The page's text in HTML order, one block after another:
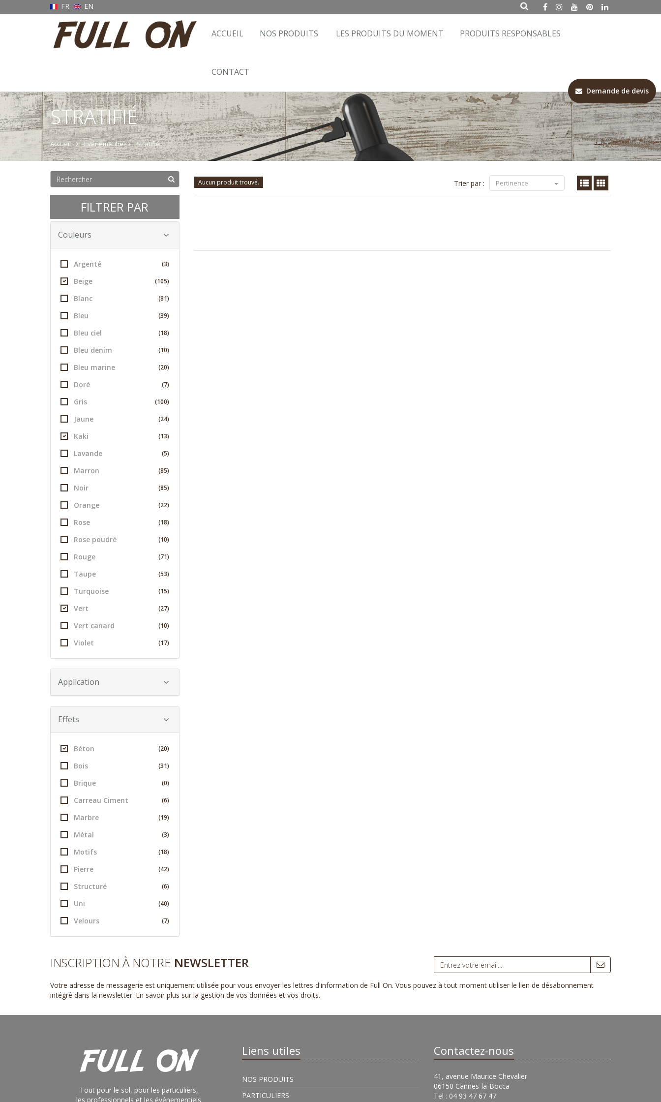
FR EN
ACCUEIL NOS PRODUITS LES PRODUITS DU MOMENT PRODUITS RESPONSABLES
CONTACT
STRATIFIÉ
Accueil Événementiel Stratifié
FILTRER PAR
Couleurs
Argenté (3)
Beige (105)
Blanc (81)
Bleu (39)
Bleu ciel (18)
Bleu denim (10)
Bleu marine (20)
Doré (7)
Gris (100)
Jaune (24)
Kaki (13)
Lavande (5)
Marron (85)
Noir (85)
Orange (22)
Rose (18)
Rose poudré (10)
Rouge (71)
Taupe (53)
Turquoise (15)
Vert (27)
Vert canard (10)
Violet (17)
Application
Effets
Béton (20)
Bois (31)
Brique (0)
Carreau Ciment (6)
Marbre (19)
Métal (3)
Motifs (18)
Pierre (42)
Structuré (6)
Uni (40)
Velours (7)
Aucun produit trouvé. Trier par : Pertinence
INSCRIPTION À NOTRE NEWSLETTER
Votre adresse de messagerie est uniquement utilisée pour vous envoyer les lettres d'information de Full On. Vous pouvez à tout moment utiliser le lien de désabonnement
intégré dans la newsletter. En savoir plus sur la gestion de vos données et vos droits.
Tout pour le sol, pour les particuliers,
les professionnels et les événementiels
Liens utiles
NOS PRODUITS
PARTICULIERS
Contactez-nous
41, avenue Maurice Chevalier
06150 Cannes-la-Bocca
Tel : 04 93 47 67 47
Demande de devis